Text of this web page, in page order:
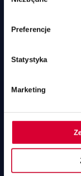
Preferencje
Statystyka
Marketing
Rawlplug
Poszukiwaliśmy
Wybraliśmy SAP